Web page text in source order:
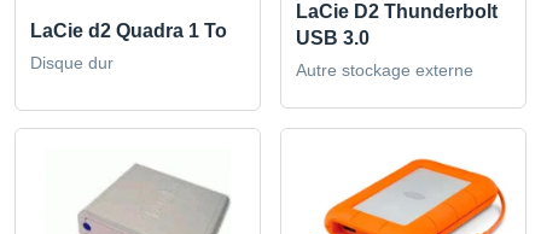
LaCie d2 Quadra 1 To
Disque dur
LaCie D2 Thunderbolt
USB 3.0
Autre stockage externe